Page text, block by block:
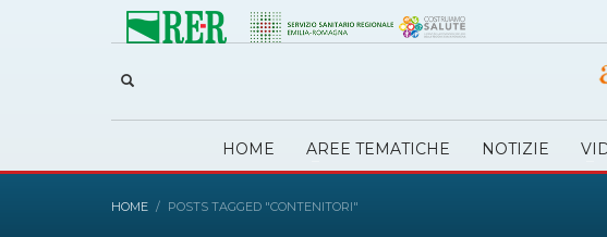
HOME AREE TEMATICHE NOTIZIE
HOME POSTS TAGGED "CONTENITORI"